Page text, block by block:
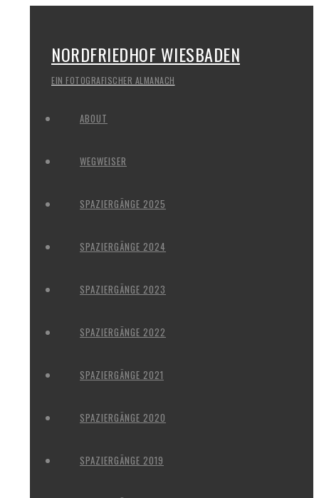
NORDFRIEDHOF WIESBADEN
EIN FOTOGRAFISCHER ALMANACH
ABOUT
WEGWEISER
SPAZIERGÄNGE 2025
SPAZIERGÄNGE 2024
SPAZIERGÄNGE 2023
SPAZIERGÄNGE 2022
SPAZIERGÄNGE 2021
SPAZIERGÄNGE 2020
SPAZIERGÄNGE 2019